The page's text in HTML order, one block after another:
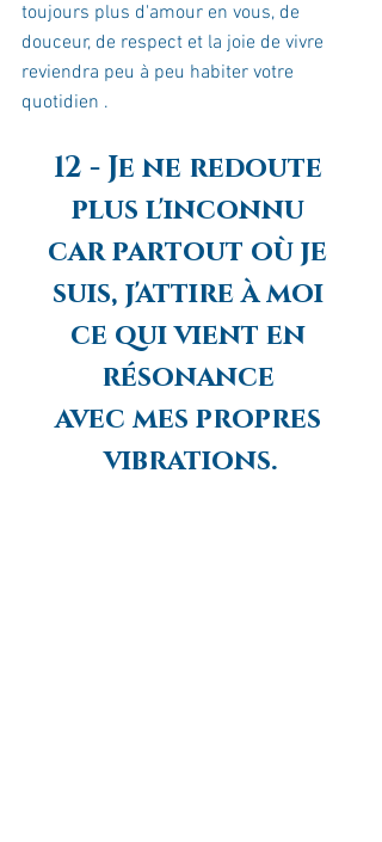
toujours plus d'amour en vous, de
douceur, de respect et la joie de vivre
reviendra peu à peu habiter votre
quotidien .
12 - Je ne redoute
plus l'inconnu
car partout où je
suis, j'attire à moi
ce qui vient en
résonance
avec mes propres
vibrations.